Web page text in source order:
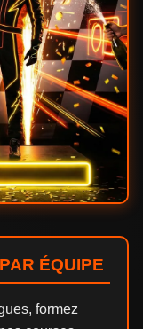
ÉQUIPE
formez